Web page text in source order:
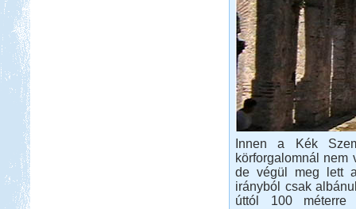
Innen a Kék
körforgalomnál nem
de végül meg lett
irányból csak
úttól 100